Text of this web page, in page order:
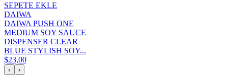
SEPETE EKLE
DAIWA
DAIWA PUSH ONE
MEDIUM SOY SAUCE
DISPENSER CLEAR
BLUE STYLISH SOY...
$23,00
‹ ›